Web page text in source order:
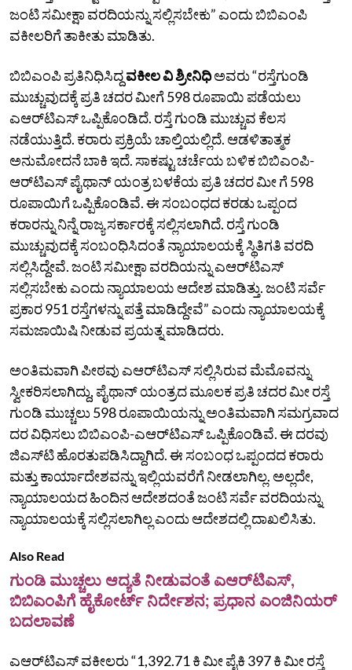
ಜಂಟಿ ಸಮೀಕ್ಷಾ ವರದಿಯನ್ನು ಸಲ್ಲಿಸಬೇಕು” ಎಂದು ಬಿಬಿಎಂಪಿ
ವಕೀಲರಿಗೆ ತಾಕೀತು ಮಾಡಿತು.
ಬಿಬಿಎಂಪಿ ಪ್ರತಿನಿಧಿಸಿದ್ದವಕೀಲ ವಿ ಶ್ರೀನಿಧಿಅವರು “ರಸ್ತೆಗುಂಡಿ
ಮುಚ್ಚುವುದಕ್ಕೆ ಪ್ರತಿ ಚದರ ಮೀಗೆ 598 ರೂಪಾಯಿ ಪಡೆಯಲು
ಎಆರ್‌ಟಿಎಸ್‌ ಒಪ್ಪಿಕೊಂಡಿದೆ. ರಸ್ತೆ ಗುಂಡಿ ಮುಚ್ಚುವ ಕೆಲಸ
ನಡೆಯುತ್ತಿದೆ. ಕರಾರು ಪ್ರಕ್ರಿಯೆ ಚಾಲ್ತಿಯಲ್ಲಿದೆ. ಆಡಳಿತಾತ್ಮಕ
ಅನುಮೋದನೆ ಬಾಕಿ ಇದೆ. ಸಾಕಷ್ಟು ಚರ್ಚೆಯ ಬಳಿಕ ಬಿಬಿಎಂಪಿ-
ಆರ್‌ಟಿಎಸ್‌ ಪೈಥಾನ್‌ ಯಂತ್ರ ಬಳಕೆಯ ಪ್ರತಿ ಚದರ ಮೀ ಗೆ 598
ರೂಪಾಯಿಗೆ ಒಪ್ಪಿಕೊಂಡಿವೆ. ಈ ಸಂಬಂಧದ ಕರಡು ಒಪ್ಪಂದ
ಕರಾರನ್ನು ನಿನ್ನೆ ರಾಜ್ಯ ಸರ್ಕಾರಕ್ಕೆ ಸಲ್ಲಿಸಲಾಗಿದೆ. ರಸ್ತೆ ಗುಂಡಿ
ಮುಚ್ಚುವುದಕ್ಕೆ ಸಂಬಂಧಿಸಿದಂತೆ ನ್ಯಾಯಾಲಯಕ್ಕೆ ಸ್ಥಿತಿಗತಿ ವರದಿ
ಸಲ್ಲಿಸಿದ್ದೇವೆ. ಜಂಟಿ ಸಮೀಕ್ಷಾ ವರದಿಯನ್ನು ಎಆರ್‌ಟಿಎಸ್‌
ಸಲ್ಲಿಸಬೇಕು ಎಂದು ನ್ಯಾಯಾಲಯ ಆದೇಶ ಮಾಡಿತ್ತು. ಜಂಟಿ ಸರ್ವೆ
ಪ್ರಕಾರ 951 ರಸ್ತೆಗಳನ್ನು ಪತ್ತೆ ಮಾಡಿದ್ದೇವೆ” ಎಂದು ನ್ಯಾಯಾಲಯಕ್ಕೆ
ಸಮಜಾಯಿಷಿ ನೀಡುವ ಪ್ರಯತ್ನ ಮಾಡಿದರು.
ಅಂತಿಮವಾಗಿ ಪೀಠವು ಎಆರ್‌ಟಿಎಸ್‌ ಸಲ್ಲಿಸಿರುವ ಮೆಮೊವನ್ನು
ಸ್ವೀಕರಿಸಲಾಗಿದ್ದು, ಪೈಥಾನ್‌ ಯಂತ್ರದ ಮೂಲಕ ಪ್ರತಿ ಚದರ ಮೀ ರಸ್ತೆ
ಗುಂಡಿ ಮುಚ್ಚಲು 598 ರೂಪಾಯಿಯನ್ನು ಅಂತಿಮವಾಗಿ ಸಮಗ್ರವಾದ
ದರ ವಿಧಿಸಲು ಬಿಬಿಎಂಪಿ-ಎಆರ್‌ಟಿಎಸ್‌ ಒಪ್ಪಿಕೊಂಡಿವೆ. ಈ ದರವು
ಜಿಎಸ್‌ಟಿ ಹೊರತುಪಡಿಸಿದ್ದಾಗಿದೆ. ಈ ಸಂಬಂಧ ಒಪ್ಪಂದದ ಕರಾರು
ಮತ್ತು ಕಾರ್ಯಾದೇಶವನ್ನು ಇಲ್ಲಿಯವರೆಗೆ ನೀಡಲಾಗಿಲ್ಲ. ಅಲ್ಲದೇ,
ನ್ಯಾಯಾಲಯದ ಹಿಂದಿನ ಆದೇಶದಂತೆ ಜಂಟಿ ಸರ್ವೆ ವರದಿಯನ್ನು
ನ್ಯಾಯಾಲಯಕ್ಕೆ ಸಲ್ಲಿಸಲಾಗಿಲ್ಲ ಎಂದು ಆದೇಶದಲ್ಲಿ ದಾಖಲಿಸಿತು.
Also Read
ಗುಂಡಿ ಮುಚ್ಚಲು ಆದ್ಯತೆ ನೀಡುವಂತೆ ಎಆರ್‌ಟಿಎಸ್‌,
ಬಿಬಿಎಂಪಿಗೆ ಹೈಕೋರ್ಟ್‌ ನಿರ್ದೇಶನ; ಪ್ರಧಾನ ಎಂಜಿನಿಯರ್‌
ಬದಲಾವಣೆ
ಎಆರ್‌ಟಿಎಸ್‌ ವಕೀಲರು “1,392.71 ಕಿ ಮೀ ಪೈಕಿ 397 ಕಿ ಮೀ ರಸ್ತೆ